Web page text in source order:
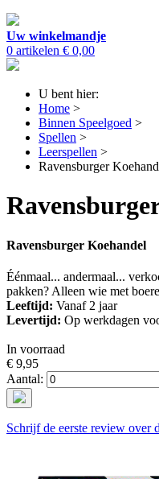
Uw winkelmandje
0 artikelen € 0,00
U bent hier:
Home >
Binnen Speelgoed >
Spellen >
Leerspellen >
Ravensburger
Ravensburger Koehandel
Éénmaal... andermaal...
pakken? Alleen wie met
Leeftijd: Vanaf 2 jaar
Levertijd: Op werkdagen
In voorraad
€ 9,95
Aantal:
Schrijf de eerste review over